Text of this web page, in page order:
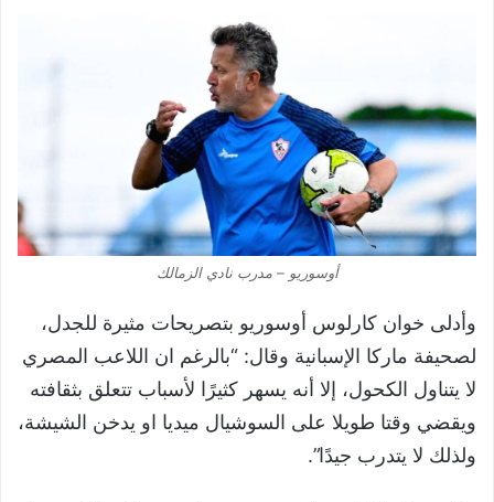
أوسوريو – مدرب نادي الزمالك
وأدلى خوان كارلوس أوسوريو بتصريحات مثيرة للجدل،
لصحيفة ماركا الإسبانية وقال: “بالرغم ان اللاعب المصري
لا يتناول الكحول، إلا أنه يسهر كثيرًا لأسباب تتعلق بثقافته
ويقضي وقتا طويلا على السوشيال ميديا او يدخن الشيشة،
ولذلك لا يتدرب جيدًا”.